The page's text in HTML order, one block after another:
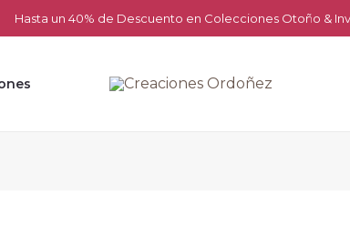
Hasta un 40% de Descuento en Colecciones Otoño &